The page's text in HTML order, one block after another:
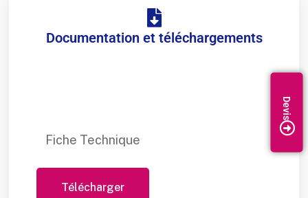
Documentation et téléchargements
Fiche Technique
Télécharger